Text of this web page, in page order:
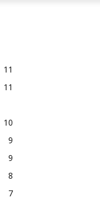
11
11
10
9
9
8
7